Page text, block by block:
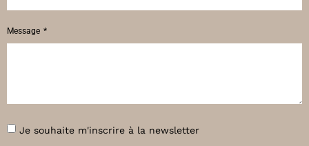
Message
Je souhaite m'inscrire à la newsletter